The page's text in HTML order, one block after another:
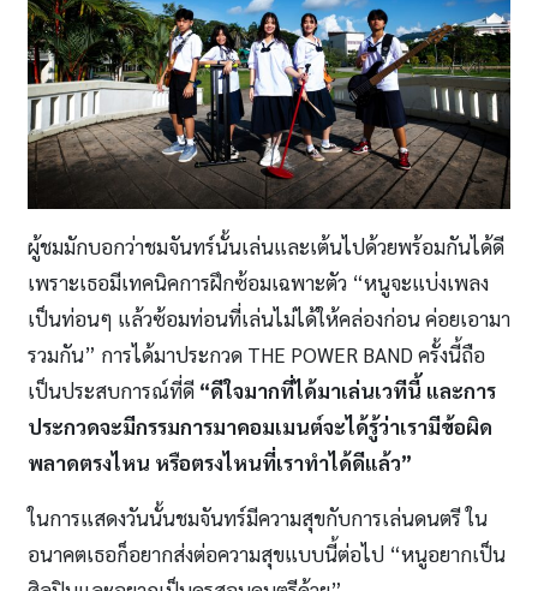
ผู้ชมมักบอกว่าชมจันทร์นั้นเล่นและเต้นไปด้วยพร้อมกันได้ดี
เพราะเธอมีเทคนิคการฝึกซ้อมเฉพาะตัว “หนูจะแบ่งเพลง
เป็นท่อนๆ แล้วซ้อมท่อนที่เล่นไม่ได้ให้คล่องก่อน ค่อยเอามา
รวมกัน” การได้มาประกวด THE POWER BAND ครั้งนี้ถือ
เป็นประสบการณ์ที่ดี “ดีใจมากที่ได้มาเล่นเวทีนี้ และการ
ประกวดจะมีกรรมการมาคอมเมนต์จะได้รู้ว่าเรามีข้อผิด
พลาดตรงไหน หรือตรงไหนที่เราทำได้ดีแล้ว”
ในการแสดงวันนั้นชมจันทร์มีความสุขกับการเล่นดนตรี ใน
อนาคตเธอก็อยากส่งต่อความสุขแบบนี้ต่อไป “หนูอยากเป็น